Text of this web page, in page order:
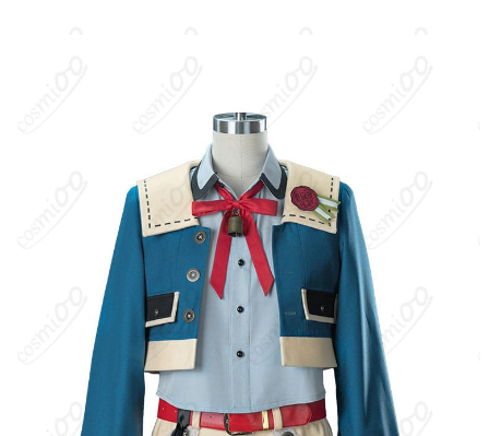
新品未使用
手洗い推奨、漂白不可
夢ノ咲学院の1年生。ユニット『Ra*bits』のメンバー。走ること
が大好きな体育会系で、まっすぐで素直、元気いっぱいのムード
メーカー。小柄で可愛らしい見た目と明朗快活な性格が魅力。
キャラクター設定
：郵便配達員モチーフのテーマコスチューム。
キャップやショルダーバッグ、配達用のベルトなどを取り入れた
実用的なデザインが似合う。色味は清潔感のあるネイビーや深い
レッドが定番で、活発な動きに対応する軽快なパターン設計が好
相性。※本作における明確な公式『郵便配達員』衣装は特定でき
ないため、一般的な郵便モチーフのアレンジとして記載。